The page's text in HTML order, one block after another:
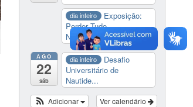
dia inteiro
Exposição:
Perder Tudo.
Novament...
AGO
22
sáb
dia inteiro
Desafio
Universitário de
Nautide...
Ver calendário
Adicionar